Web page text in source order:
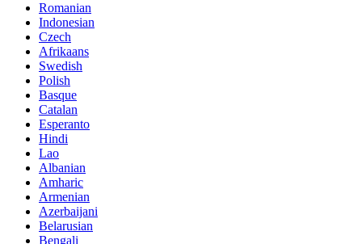
Romanian
Indonesian
Czech
Afrikaans
Swedish
Polish
Basque
Catalan
Esperanto
Hindi
Lao
Albanian
Amharic
Armenian
Azerbaijani
Belarusian
Bengali